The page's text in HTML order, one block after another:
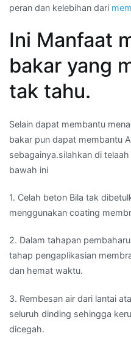
peran dan kelebihan dari
Ini Manfaat
bakar yang
tak tahu.
Selain dapat membantu
bakar pun dapat membantu
sebagainya.silahkan di
bawah ini
1. Celah beton Bila tak
menggunakan coating
2. Dalam tahapan
tahap pengaplikasian
dan hemat waktu.
3. Rembesan air dari lantai
seluruh dinding sehingga
dicegah.